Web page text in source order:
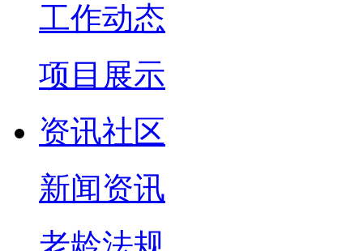
工作动态
项目展示
资讯社区
新闻资讯